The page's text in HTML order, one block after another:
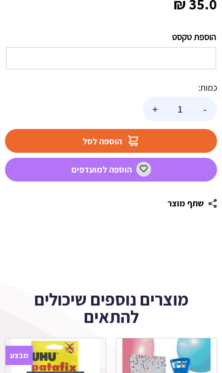
35.0
₪
הוספת טקסט
כמות:
-
וחברים
+
הוספה לסל
הוספה למועדפים
שתף מוצר
מוצרים נוספים שיכולים
להתאים
מבצע